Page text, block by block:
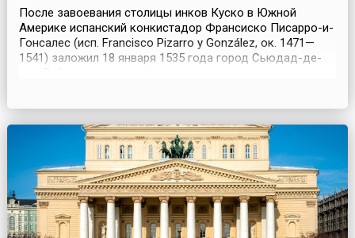
После завоевания столицы инков Куско в Южной
Америке испанский конкистадор Франсиско Писарро-и-
Гонсалес (исп. Francisco Pizarro y González, ок. 1471—
1541) заложил 18 января 1535 года город Сьюдад-де-
название города...